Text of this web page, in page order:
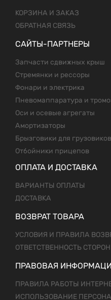
КОРЗИНА И ЗАКАЗ
ОБРАТНАЯ СВЯЗЬ
САЙТЫ-ПАРТНЕРЫ
Запчасти сдвижных крыш
Стремянки и рессоры
Фонари и электрика
Пневомаппаратура и
Оси и осевые агрегаты
Амортизаторы
Брызговики для грузовиков
Отбойники прицепов
ОПЛАТА И ДОСТАВКА
ВАРИАНТЫ ОПЛАТЫ
ДОСТАВКА
ВОЗВРАТ ТОВАРА
УСЛОВИЯ И ПРАВИЛА
ОТВЕТСТВЕННОСТЬ СТОРОН
ПРАВОВАЯ
ПРАВИЛА РАБОТЫ
ИСПОЛЬЗОВАНИЕ